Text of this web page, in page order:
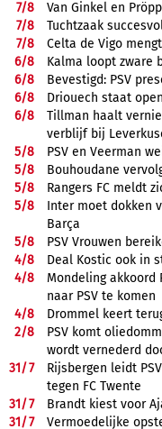
7/8
Van Ginkel en
7/8
Tuchtzaak
7/8
Celta de Vigo
6/8
Kalma loopt zware
6/8
Bevestigd: PSV
6/8
Driouech staat
6/8
Tillman haalt
verblijf bij
5/8
PSV en Veerman
5/8
Bouhoudane
5/8
Rangers FC meldt
5/8
Inter moet dokken
Barça
5/8
PSV Vrouwen
4/8
Deal Kostic ook in
4/8
Mondeling akkoord
naar PSV te komen
4/8
Drommel keert
2/8
PSV komt
wordt vernederd
31/7
Rijsbergen leidt
tegen FC Twente
31/7
Brandt kiest voor
31/7
Vermoedelijke